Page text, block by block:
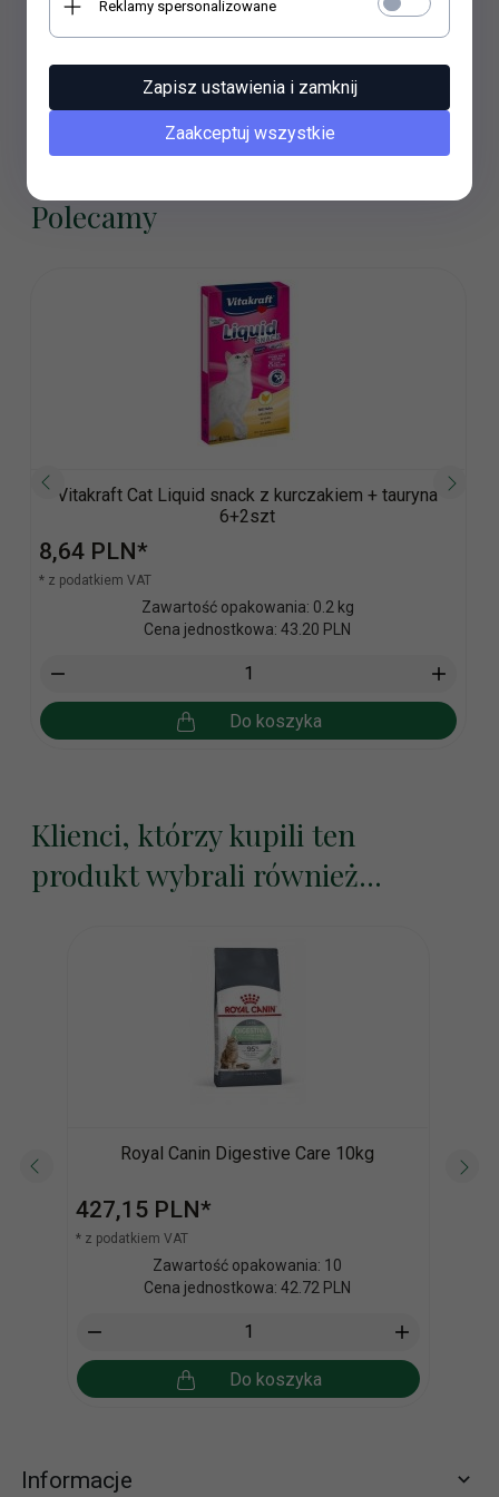
wilgotność, 33,5% białko surowe, 20% zawartość tłuszczu,
2% włókno surowe, 10% popioł surowy.Sposób
stosowania/dzień: 1-2 sztuki.Przechowywać w suchym i
chłodnym miejscu.Opakowanie: 3szt
Polecamy
Vitakraft Cat Liquid snack z kurczakiem + tauryna
6+2szt
8,64 PLN*
* z podatkiem VAT
Zawartość opakowania: 0.2 kg
Cena jednostkowa: 43.20 PLN
Do koszyka
Klienci, którzy kupili ten
produkt wybrali również...
Royal Canin Digestive Care 10kg
427,15 PLN*
* z podatkiem VAT
Zawartość opakowania: 10
Cena jednostkowa: 42.72 PLN
Do koszyka
Informacje
Reklamy spersonalizowane
Zapisz ustawienia i zamknij
Zaakceptuj wszystkie